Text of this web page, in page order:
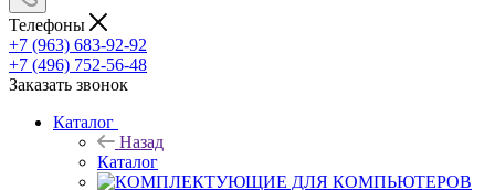
Телефоны
+7 (963) 683-92-92
+7 (496) 752-56-48
Заказать звонок
Каталог
Назад
Каталог